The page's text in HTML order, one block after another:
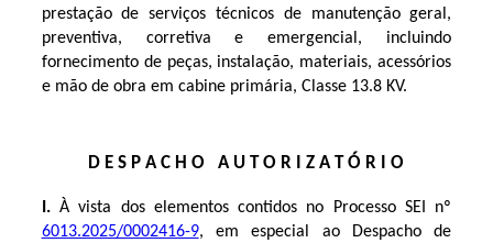
prestação de serviços técnicos de manutenção geral,
preventiva, corretiva e emergencial, incluindo
fornecimento de peças, instalação, materiais, acessórios
e mão de obra em cabine primária, Classe 13.8 KV.
D E S P A C H O A U T O R I Z A T Ó R I O
I.À vista dos elementos contidos no Processo SEI nº
6013.2025/0002416-9, em especial ao Despacho de